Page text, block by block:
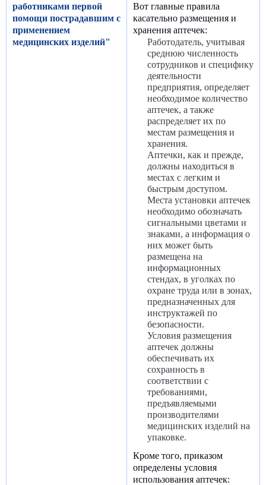
работниками первой
помощи пострадавшим с
применением
медицинских изделий"
Вот главные правила
касательно размещения и
хранения аптечек:
Работодатель, учитывая
среднюю численность
сотрудников и специфику
деятельности
предприятия, определяет
необходимое количество
аптечек, а также
распределяет их по
местам размещения и
хранения.
Аптечки, как и прежде,
должны находиться в
местах с легким и
быстрым доступом.
Места установки аптечек
необходимо обозначать
сигнальными цветами и
знаками, а информация о
них может быть
размещена на
информационных
стендах, в уголках по
охране труда или в зонах,
предназначенных для
инструктажей по
безопасности.
Условия размещения
аптечек должны
обеспечивать их
сохранность в
соответствии с
требованиями,
предъявляемыми
производителями
медицинских изделий на
упаковке.
Кроме того, приказом
определены условия
использования аптечек: